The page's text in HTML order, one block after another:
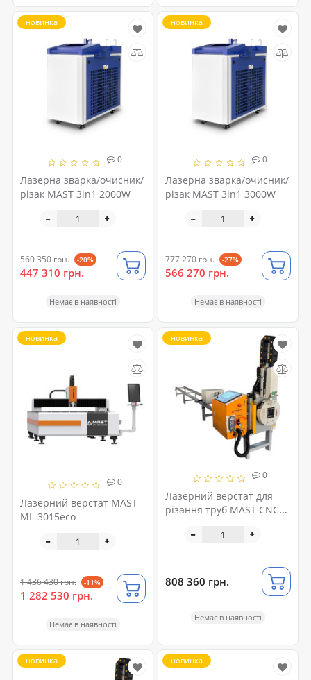
0
Лазерна зварка/очисник/
різак MAST 3in1 2000W
новинка
560 350 грн. -20%
447 310 грн.
Немає в наявності
0
Лазерна зварка/очисник/
різак MAST 3in1 3000W
новинка
777 270 грн. -27%
566 270 грн.
Немає в наявності
0
Лазерний верстат MAST
ML-3015eco
новинка
1 436 430 грн. -11%
1 282 530 грн.
Немає в наявності
0
Лазерний верстат для
різання труб MAST CNC
новинка
808 360 грн.
Немає в наявності
новинка новинка